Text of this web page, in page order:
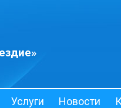
Услуги Новости